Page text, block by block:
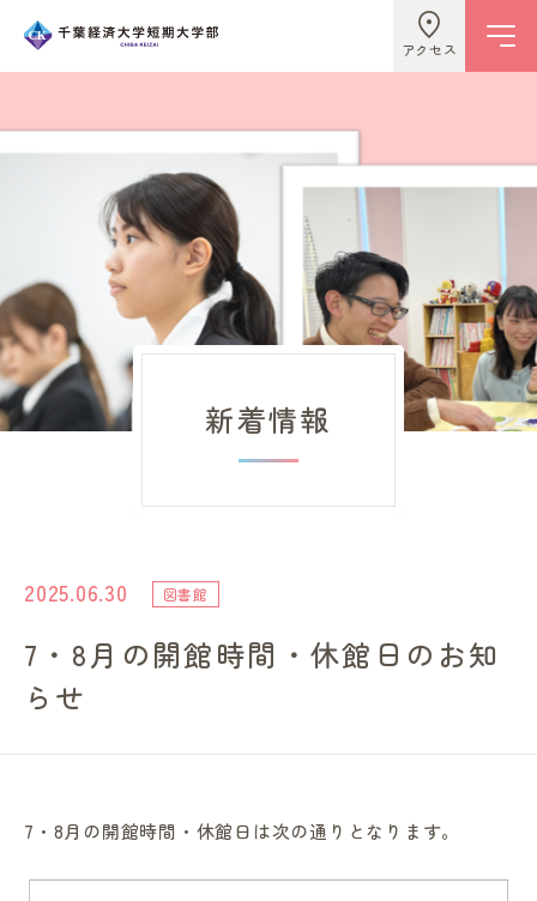
アクセス
学校情報
ビジネスライフ学科
こども学科
キャンパスライフ
進路・就職情報
レンガ棟について
高校の先生方へ
新着情報
2025.06.30 図書館
7・8月の開館時間・休館日のお知
らせ
7・8月の開館時間・休館日は次の通りとなります。